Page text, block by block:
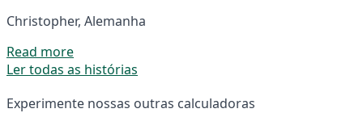
Christopher, Alemanha
Read more
Ler todas as histórias
Experimente nossas outras calculadoras